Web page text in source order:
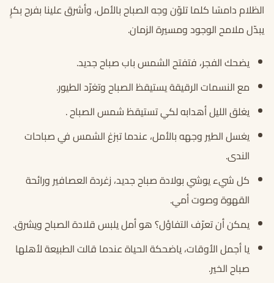
الظلام دامسًا كلما تلوّن وجه الصباح بالأمل، وأشرق علينا بفرح بكرٍ
يبدّل ملامح الوجود ومسيرة الزمان.
يضحك الفجر، فتفتح الشمس باب صباح جديد.
مع النسمات الرقيقة يستيقظ الصباح وتغرّد الطيور.
يغلق الليل أهدابه لكي تستيقظ شمس الصباح .
يغسل الطير وجهه بالأمل، عندما تبزغ الشمس في صباحات
الندى.
كل شيء يوشي بولادة صباح جديد، زغردة العصافير ورائحة
القهوة وصوت أمي.
يمكن أن تعرّف التفاؤل؟ هو أمل يلبس قلادة الصباح ويشرق.
يا أجمل الأوقات، ياضحكة الحياة عندما قالت الطبيعة لأهلها
صباح الخير.